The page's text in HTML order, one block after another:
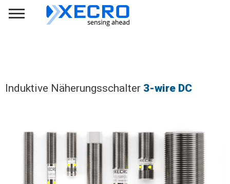
Induktive Näherungsschalter 3-wire DC